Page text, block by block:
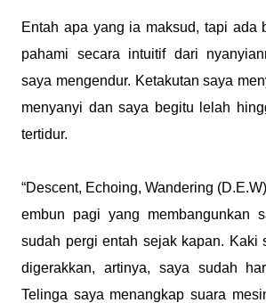
Entah apa yang ia maksud, tapi ada
pahami secara intuitif dari
saya mengendur. Ketakutan saya
menyanyi dan saya begitu lelah
tertidur.
“Descent, Echoing, Wandering
embun pagi yang membangunkan
sudah pergi entah sejak kapan. Kaki
digerakkan, artinya, saya sudah
Telinga saya menangkap suara